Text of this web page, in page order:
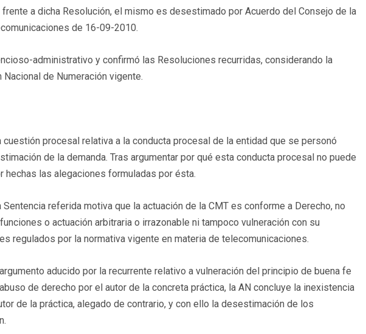
a dicha Resolución, el mismo es desestimado por Acuerdo del Consejo de la
de 16-09-2010.
administrativo y confirmó las Resoluciones recurridas, considerando la
de Numeración vigente.
cuestión procesal relativa a la conducta procesal de la entidad que se personó
de la demanda. Tras argumentar por qué esta conducta procesal no puede
hechas las alegaciones formuladas por ésta.
referida motiva que la actuación de la CMT es conforme a Derecho, no
o actuación arbitraria o irrazonable ni tampoco vulneración con su
regulados por la normativa vigente en materia de telecomunicaciones.
aducido por la recurrente relativo a vulneración del principio de buena fe
de derecho por el autor de la concreta práctica, la AN concluye la inexistencia
de la práctica, alegado de contrario, y con ello la desestimación de los